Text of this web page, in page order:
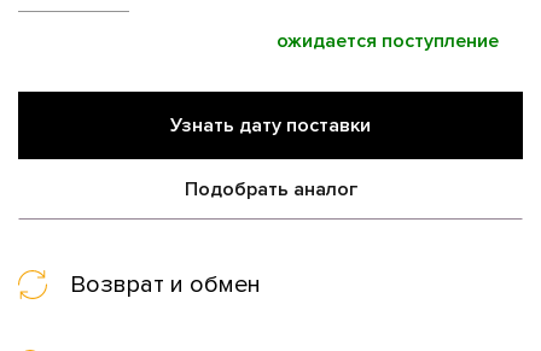
ожидается поступление
Узнать дату поставки
Подобрать аналог
Возврат и обмен